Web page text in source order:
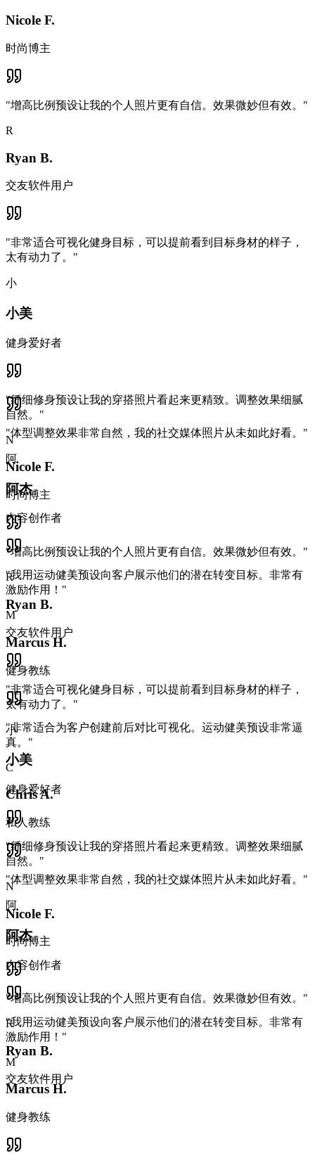
Nicole F.
时尚博主
"增高比例预设让我的个人照片更有自信。效果微妙但有效。 "
R
Ryan B.
交友软件用户
"非常适合可视化健身目标，可以提前看到目标身材的样子，
太有动力了。 "
小
小美
健身爱好者
"纤细修身预设让我的穿搭照片看起来更精致。调整效果细腻
自然。 "
N
Nicole F.
时尚博主
"增高比例预设让我的个人照片更有自信。效果微妙但有效。 "
R
Ryan B.
交友软件用户
"非常适合可视化健身目标，可以提前看到目标身材的样子，
太有动力了。 "
小
小美
健身爱好者
"纤细修身预设让我的穿搭照片看起来更精致。调整效果细腻
自然。 "
N
Nicole F.
时尚博主
"增高比例预设让我的个人照片更有自信。效果微妙但有效。 "
R
Ryan B.
交友软件用户
"体型调整效果非常自然，我的社交媒体照片从未如此好看。 "
阿
阿杰
内容创作者
"我用运动健美预设向客户展示他们的潜在转变目标。非常有
激励作用！ "
M
Marcus H.
健身教练
"非常适合为客户创建前后对比可视化。运动健美预设非常逼
真。 "
C
Chris A.
私人教练
"体型调整效果非常自然，我的社交媒体照片从未如此好看。 "
阿
阿杰
内容创作者
"我用运动健美预设向客户展示他们的潜在转变目标。非常有
激励作用！ "
M
Marcus H.
健身教练